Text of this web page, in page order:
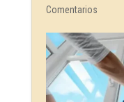
Comentarios